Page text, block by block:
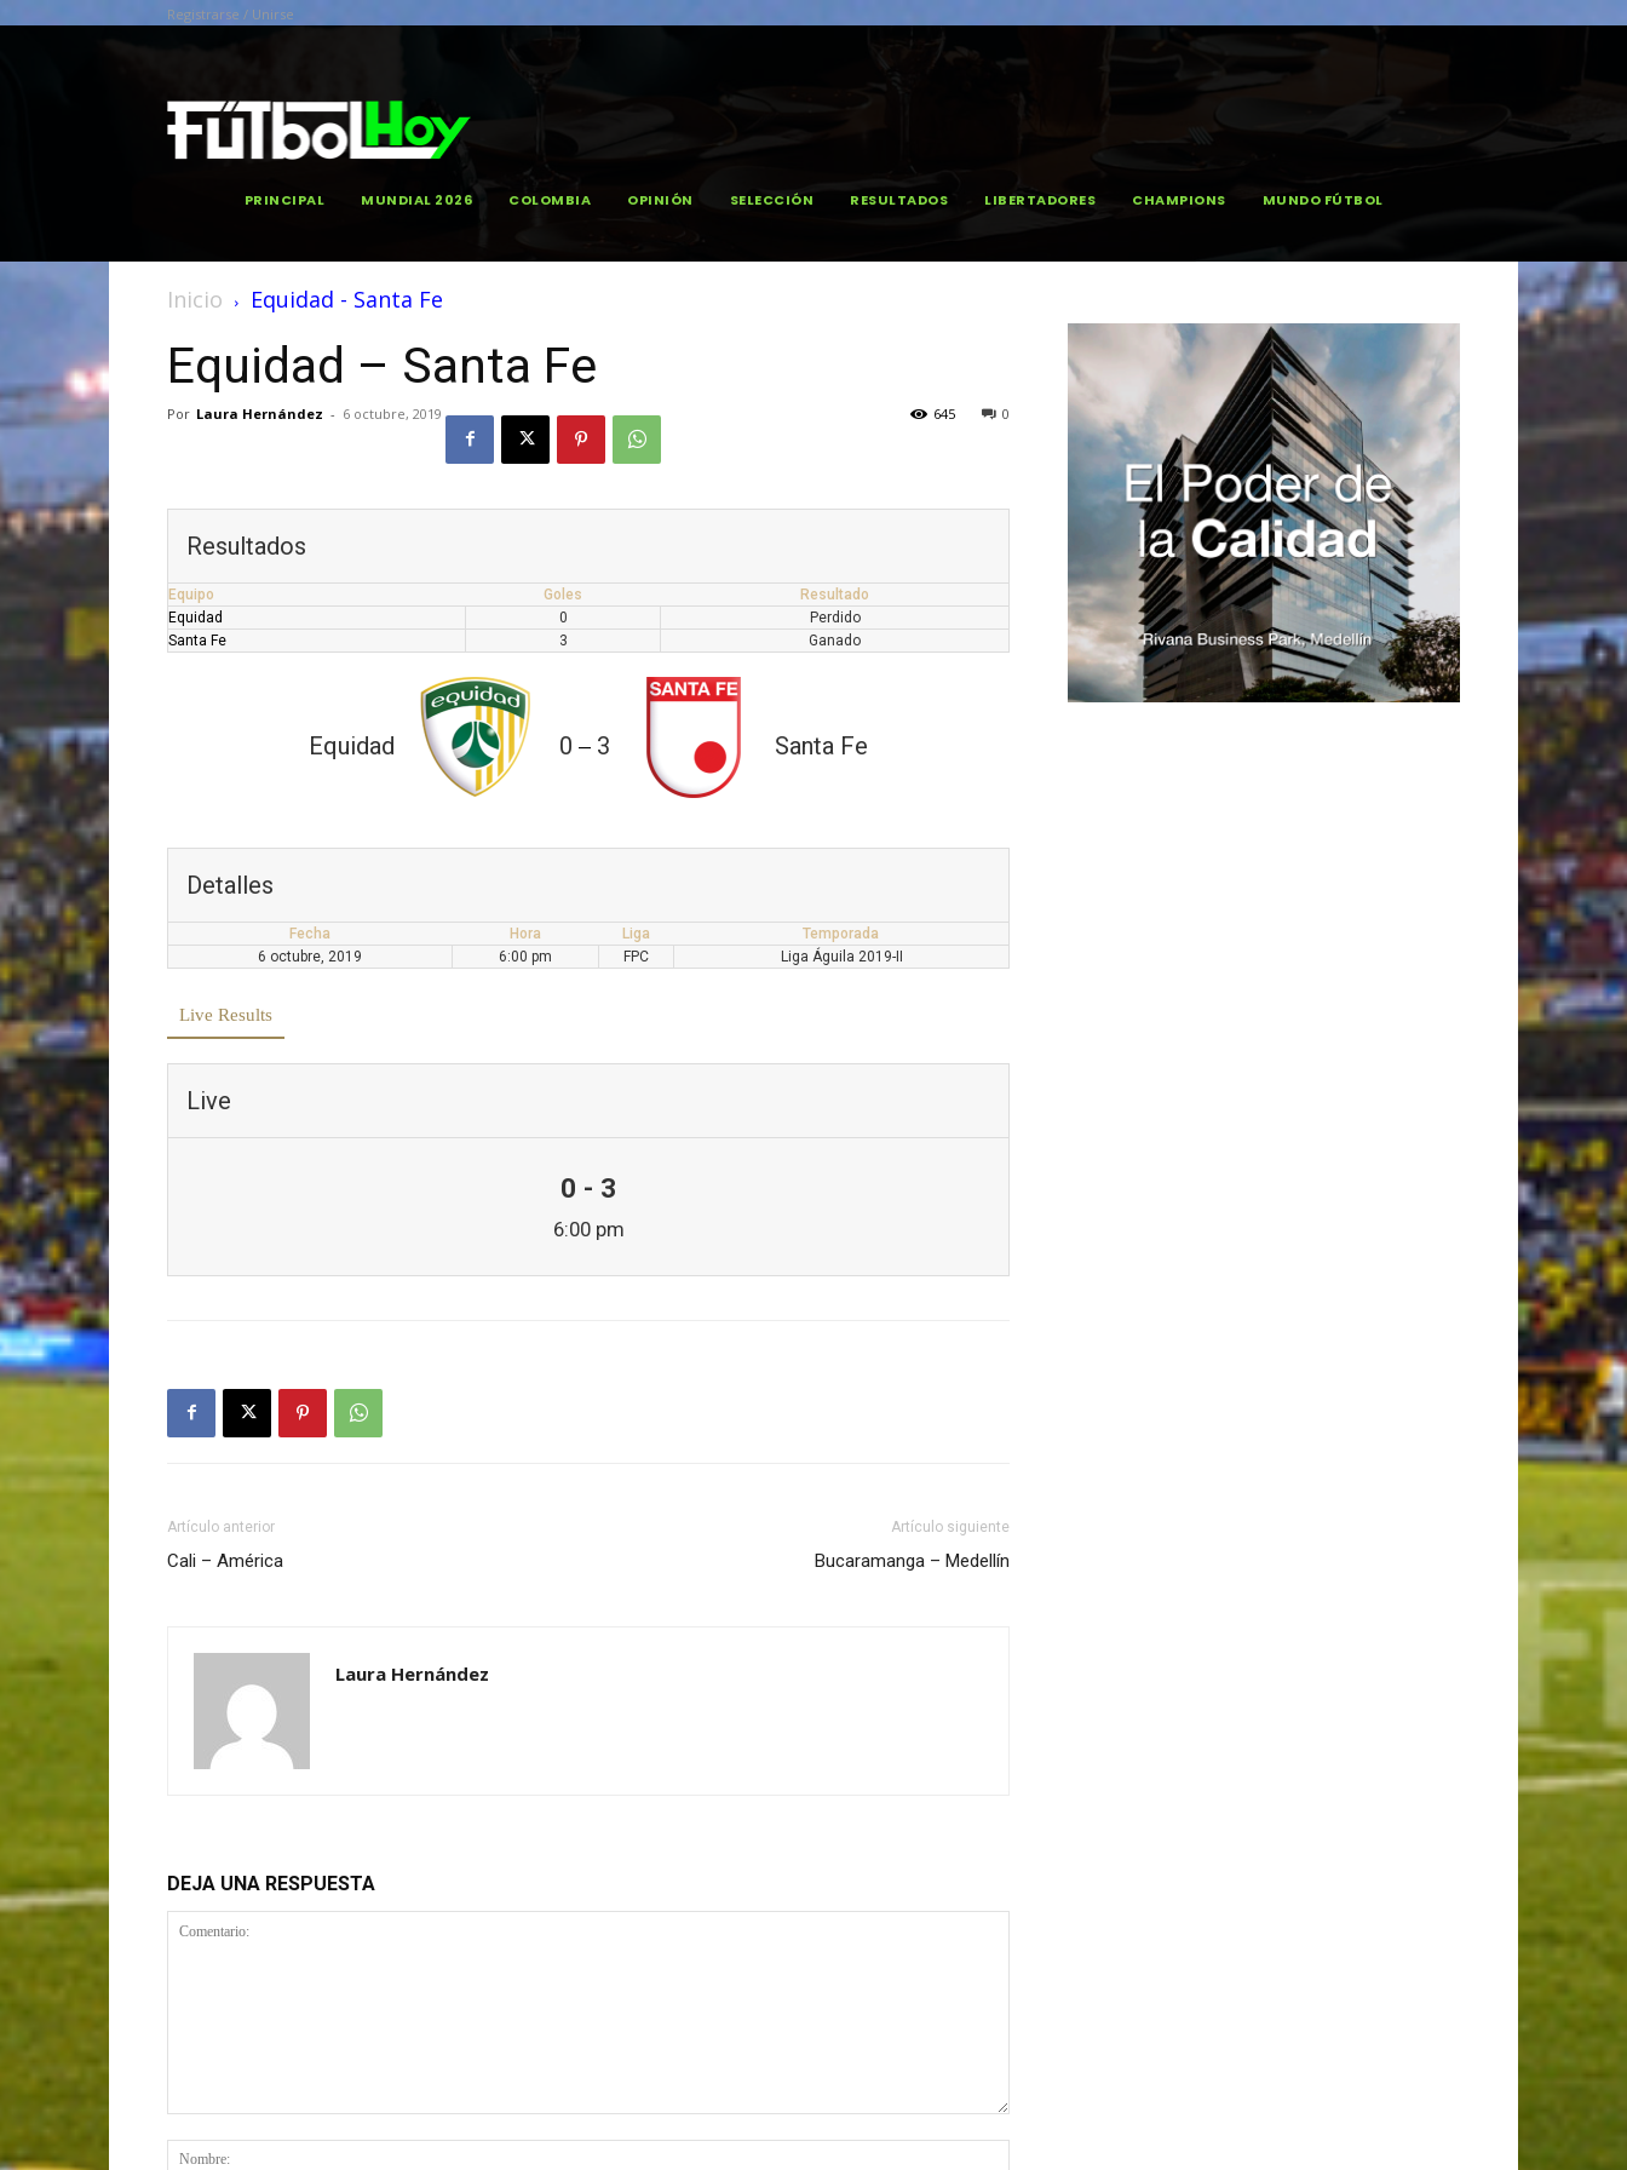
Registrarse / Unirse
PRINCIPAL MUNDIAL 2026 COLOMBIA OPINIÓN SELECCIÓN RESULTADOS LIBERTADORES CHAMPIONS MUNDO FÚTBOL
Inicio Equidad - Santa Fe
Equidad – Santa Fe
Por Laura Hernández - 6 octubre, 2019 0
645
Resultados
Equipo Goles
Resultado
Equidad
0
Perdido
Santa Fe
3 Ganado
Equidad 0 — 3 Santa Fe
Detalles
Fecha Hora Liga
Temporada
6 octubre, 2019
6:00 pm FPC Liga Águila 2019-II
Live Results
Live
0 - 3
6:00 pm
Artículo anterior
Cali – América
Artículo siguiente
Bucaramanga – Medellín
Laura Hernández
DEJA UNA RESPUESTA